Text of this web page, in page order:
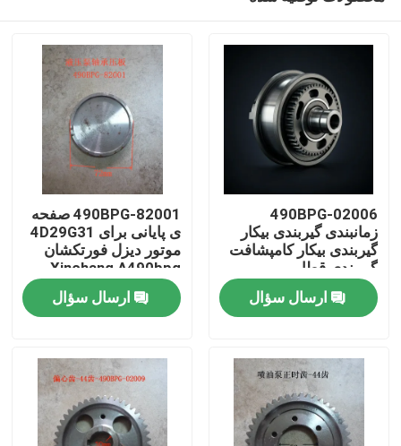
محصولات
ویدیو
490BPG-02006
زمانبندی گیربندی بیکار
گیربندی بیکار کامپشافت
گیربندی قطار
ارسال سؤال
490BPG-82001 صفحه
ی پایانی برای 4D29G31
موتور دیزل فورتکشان
Xinchang A490bpg
ارسال سؤال